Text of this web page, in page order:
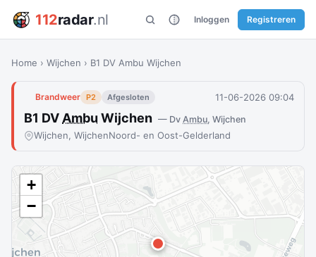
112radar.nl Inloggen Registreren
Home › Wijchen › B1 DV Ambu Wijchen
Brandweer P2 Afgesloten 11-06-2026 09:04
B1 DV Ambu Wijchen — Dv Ambu, Wijchen
Wijchen, WijchenNoord- en Oost-Gelderland
+
−